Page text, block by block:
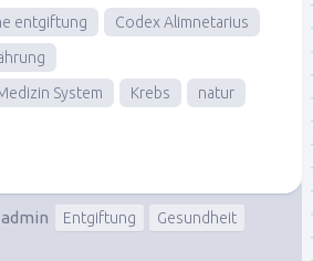
entgiftung
Codex Alimnetarius
System
Krebs
natur
admin Entgiftung
Gesundheit